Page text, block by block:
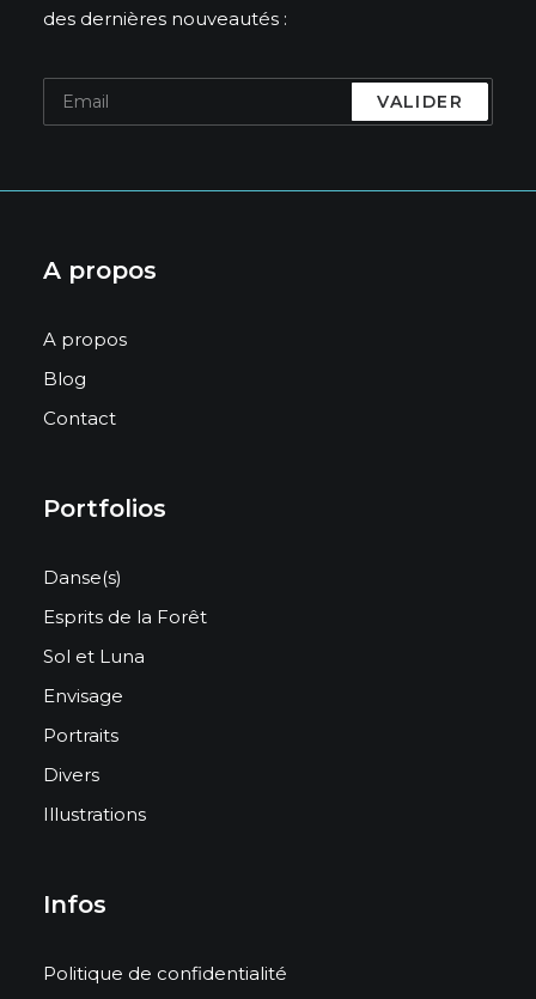
des dernières nouveautés :
A propos
A propos
Blog
Contact
Portfolios
Danse(s)
Esprits de la Forêt
Sol et Luna
Envisage
Portraits
Divers
Illustrations
Infos
Politique de confidentialité